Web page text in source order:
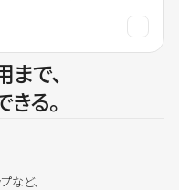
で、
る。
など、